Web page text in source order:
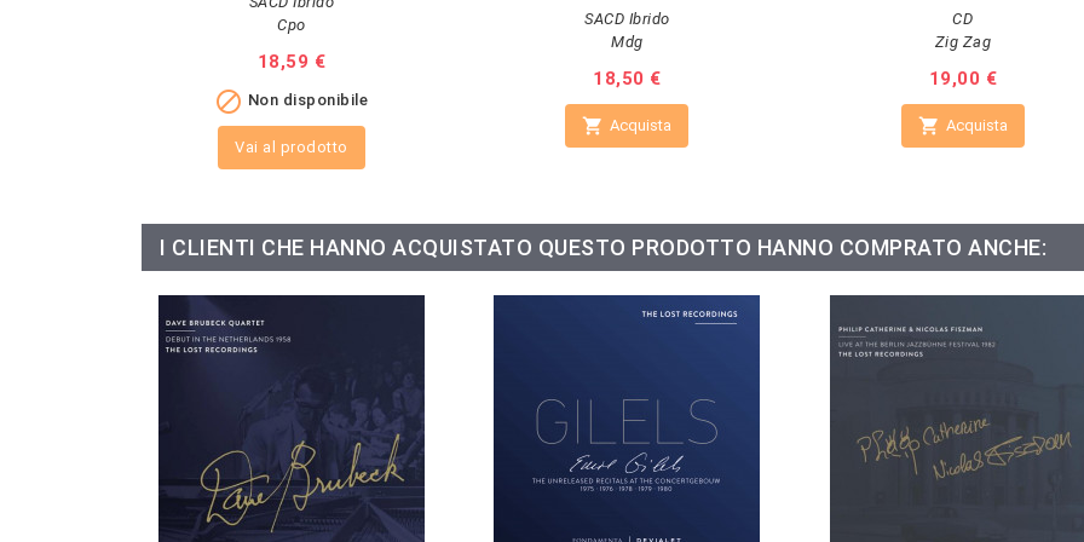
Cpo
Prezzo
18,59 €
 Non disponibile
Vai al prodotto
SACD Ibrido
Mdg
Prezzo
18,50 €
 Acquista
CD
Zig Zag
Prezzo
19,00 €
 Acquista
I CLIENTI CHE HANNO ACQUISTATO QUESTO PRODOTTO HANNO COMPRATO ANCHE: